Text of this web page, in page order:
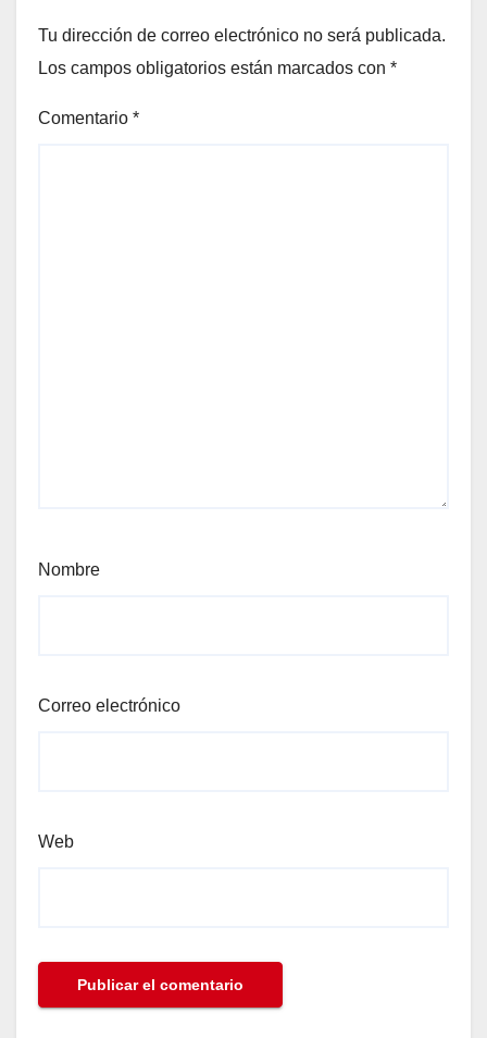
Tu dirección de correo electrónico no será publicada.
Los campos obligatorios están marcados con *
Comentario *
Nombre
Correo electrónico
Web